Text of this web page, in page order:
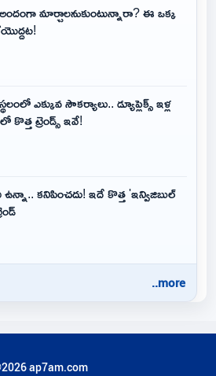
మార్చాలనుకుంటున్నారా? ఈ ఒక్క
ఎక్కువ సౌకర్యాలు.. డ్యూప్లెక్స్ ఇళ్ల
కొత్త ట్రెండ్స్ ఇవే!
కనిపించదు! ఇదే కొత్త 'ఇన్విజిబుల్
..more
ap7am.com